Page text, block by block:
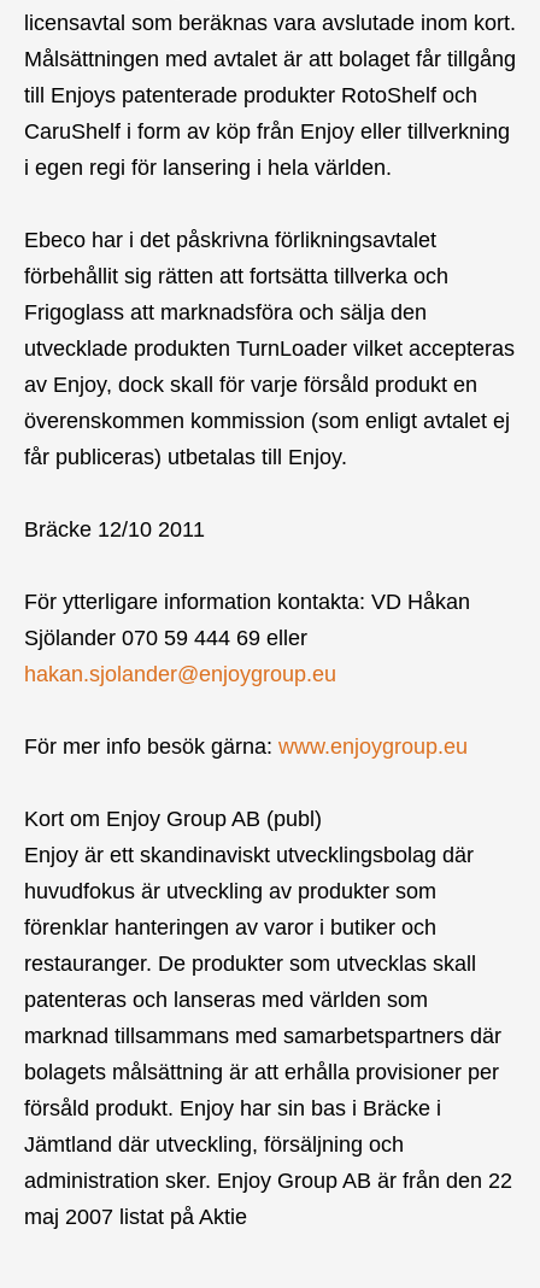
licensavtal som beräknas vara avslutade inom kort.
Målsättningen med avtalet är att bolaget får tillgång
till Enjoys patenterade produkter RotoShelf och
CaruShelf i form av köp från Enjoy eller tillverkning
i egen regi för lansering i hela världen.
Ebeco har i det påskrivna förlikningsavtalet
förbehållit sig rätten att fortsätta tillverka och
Frigoglass att marknadsföra och sälja den
utvecklade produkten TurnLoader vilket accepteras
av Enjoy, dock skall för varje försåld produkt en
överenskommen kommission (som enligt avtalet ej
får publiceras) utbetalas till Enjoy.
Bräcke 12/10 2011
För ytterligare information kontakta: VD Håkan
Sjölander 070 59 444 69 eller
hakan.sjolander@enjoygroup.eu
För mer info besök gärna: www.enjoygroup.eu
Kort om Enjoy Group AB (publ)
Enjoy är ett skandinaviskt utvecklingsbolag där
huvudfokus är utveckling av produkter som
förenklar hanteringen av varor i butiker och
restauranger. De produkter som utvecklas skall
patenteras och lanseras med världen som
marknad tillsammans med samarbetspartners där
bolagets målsättning är att erhålla provisioner per
försåld produkt. Enjoy har sin bas i Bräcke i
Jämtland där utveckling, försäljning och
administration sker. Enjoy Group AB är från den 22
maj 2007 listat på Aktie